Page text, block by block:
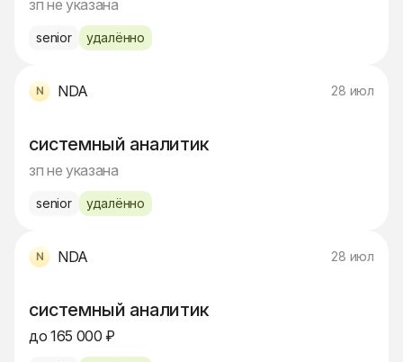
зп не указана
senior удалённо
NDA 28 июл
системный аналитик
зп не указана
senior удалённо
NDA 28 июл
системный аналитик
до 165 000 ₽